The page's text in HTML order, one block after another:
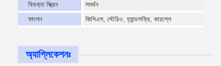
বিভক্ত স্ক্রিন
সমর্থন
ফাংশন
জিপিএস, স্টেরিও, হ্যান্ডসফ্রি, কারপ্লে
অ্যাপ্লিকেশনঃ